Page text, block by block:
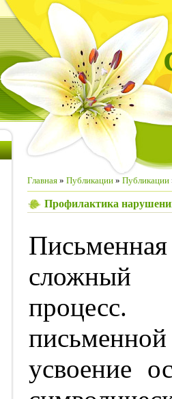
Главная » Публикации » Публикации
Профилактика
сложный
усвоение